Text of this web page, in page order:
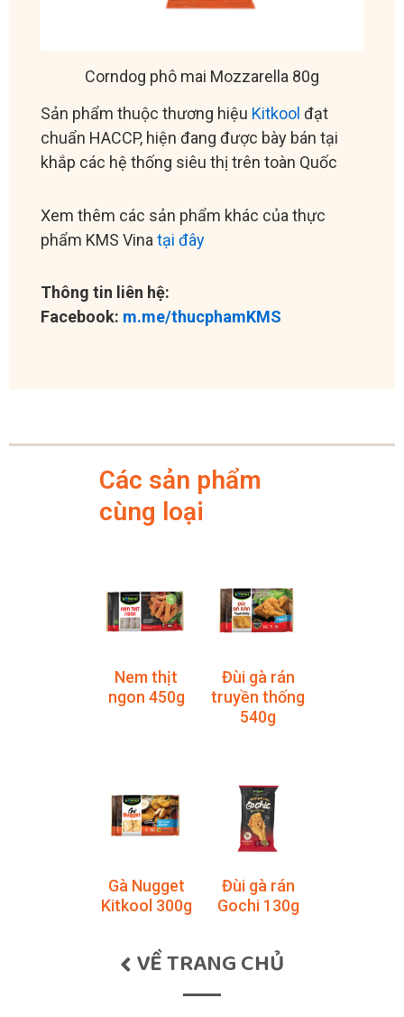
Corndog phô mai Mozzarella 80g
Sản phẩm thuộc thương hiệu Kitkool đạt
chuẩn HACCP, hiện đang được bày bán tại
khắp các hệ thống siêu thị trên toàn Quốc
Xem thêm các sản phẩm khác của thực
phẩm KMS Vina tại đây
Thông tin liên hệ:
Facebook: m.me/thucphamKMS
Các sản phẩm
cùng loại
Nem thịt
ngon 450g
Đùi gà rán
truyền thống
540g
Gà Nugget
Kitkool 300g
Đùi gà rán
Gochi 130g
VỀ TRANG CHỦ